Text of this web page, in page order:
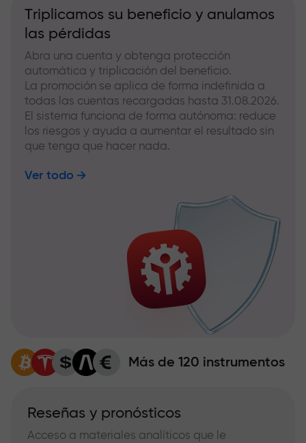
Triplicamos su beneficio y anulamos
las pérdidas
Abra una cuenta y obtenga protección
automática y triplicación del beneficio.
La promoción se aplica de forma indefinida a
todas las cuentas recargadas hasta 31.08.2026.
El sistema funciona de forma autónoma: reduce
los riesgos y ayuda a aumentar el resultado sin
que tenga que hacer nada.
Ver todo
Más de 120 instrumentos
Reseñas y pronósticos
Acceso a materiales analíticos que le